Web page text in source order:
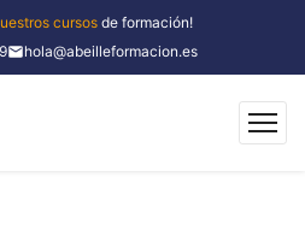
cursosde formación!
hola@abeilleformacion.es